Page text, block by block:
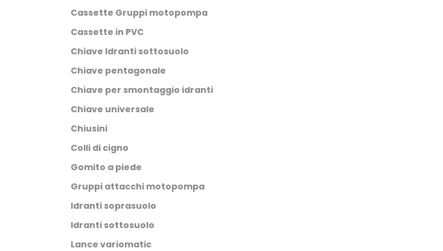
Cassette Gruppi motopompa
Cassette in PVC
Chiave Idranti sottosuolo
Chiave pentagonale
Chiave per smontaggio idranti
Chiave universale
Chiusini
Colli di cigno
Gomito a piede
Gruppi attacchi motopompa
Idranti soprasuolo
Idranti sottosuolo
Lance variomatic